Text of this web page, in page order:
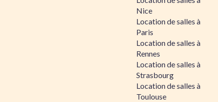
Nice
Location de salles à
Paris
Location de salles à
Rennes
Location de salles à
Strasbourg
Location de salles à
Toulouse